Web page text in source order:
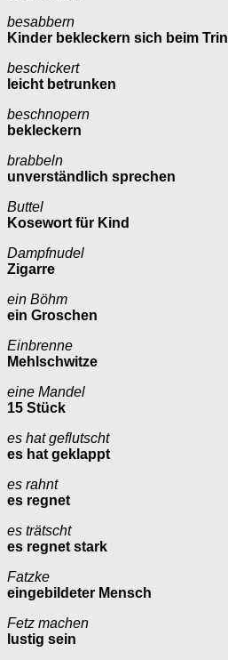
besabbern
Kinder bekleckern sich beim
beschickert
leicht betrunken
beschnopern
bekleckern
brabbeln
unverständlich sprechen
Buttel
Kosewort für Kind
Dampfnudel
Zigarre
ein Böhm
ein Groschen
Einbrenne
Mehlschwitze
eine Mandel
15 Stück
es hat geflutscht
es hat geklappt
es rahnt
es regnet
es trätscht
es regnet stark
Fatzke
eingebildeter Mensch
Fetz machen
lustig sein